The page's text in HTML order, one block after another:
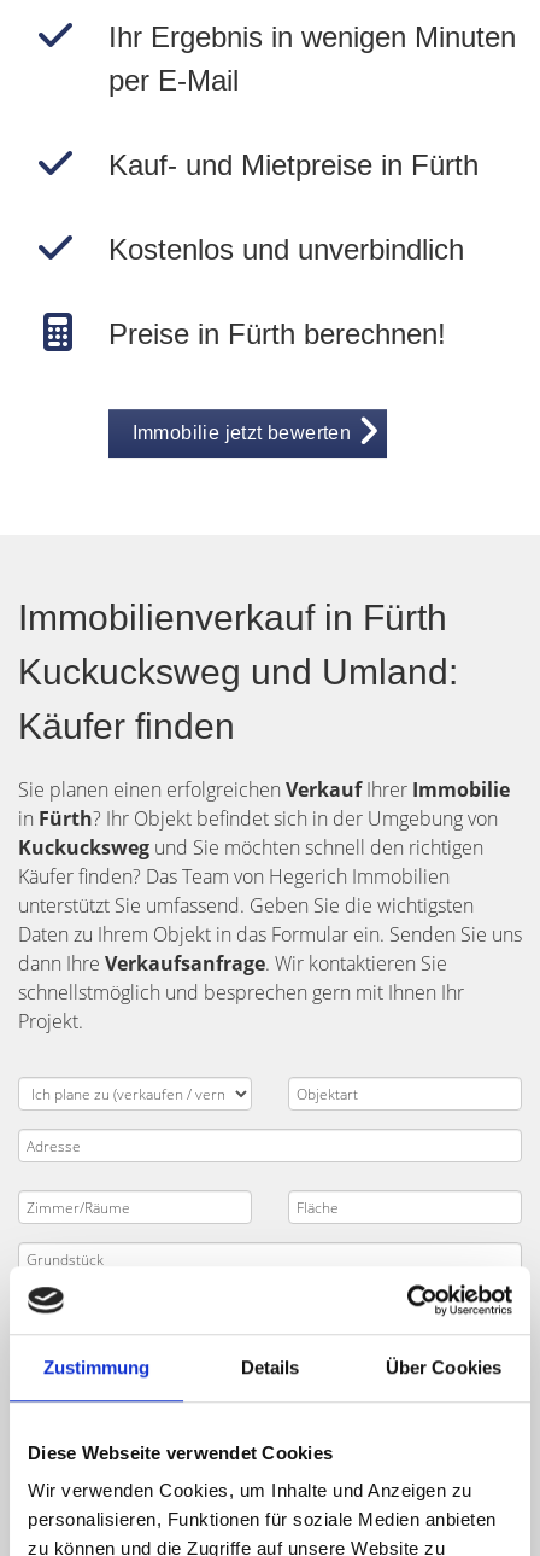
Zustimmung Details Über Cookies
Diese Webseite verwendet Cookies
Wir verwenden Cookies, um Inhalte und Anzeigen zu
personalisieren, Funktionen für soziale Medien anbieten
zu können und die Zugriffe auf unsere Website zu
Ihr Ergebnis in wenigen Minuten
per E-Mail
Kauf- und Mietpreise in Fürth
Kostenlos und unverbindlich
Preise in Fürth berechnen!
Immobilie jetzt bewerten
Immobilienverkauf in Fürth
Kuckucksweg und Umland:
Käufer finden
Sie planen einen erfolgreichen VerkaufIhrer Immobilie
in Fürth? Ihr Objekt befindet sich in der Umgebung von
Kuckucksweg und Sie möchten schnell den richtigen
Käufer finden? Das Team von Hegerich Immobilien
unterstützt Sie umfassend. Geben Sie die wichtigsten
Daten zu Ihrem Objekt in das Formular ein. Senden Sie uns
dann Ihre Verkaufsanfrage. Wir kontaktieren Sie
schnellstmöglich und besprechen gern mit Ihnen Ihr
Projekt.